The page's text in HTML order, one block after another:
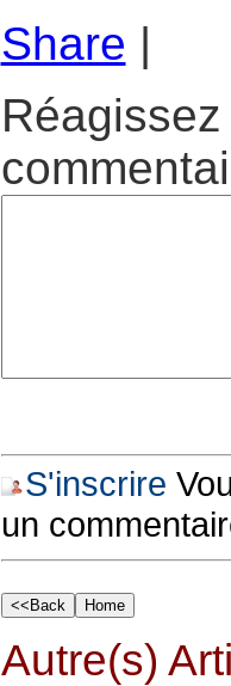
Share |
S'inscrire
un
Autre(s)